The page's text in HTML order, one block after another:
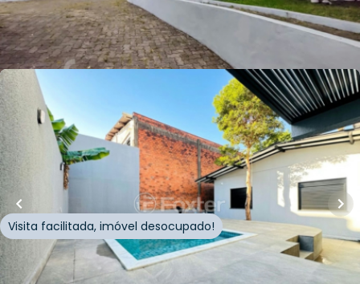
Loft Marketplace
Cód.887762
R$ 699.000,00
m²•4quartos •2banheiros •4vagas
Casa
Rua dos Carvalhos
Ideal,Novo Hamburgo
Visita facilitada, imóvel desocupado!
Whatsapp
Cód. 1002787